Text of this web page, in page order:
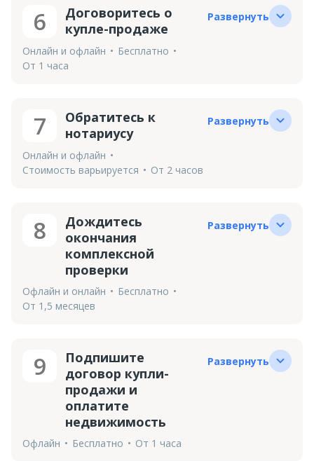
6
Договоритесь о
купле-продаже
Онлайн и офлайн
Бесплатно
От 1 часа
Развернуть
7
Обратитесь к
нотариусу
Онлайн и офлайн
Стоимость варьируется
От 2 часов
Развернуть
8
Дождитесь
окончания
комплексной
проверки
Офлайн и онлайн
Бесплатно
От 1,5 месяцев
Развернуть
9
Подпишите
договор купли-
продажи и
оплатите
недвижимость
Офлайн Бесплатно От 1 часа
Развернуть